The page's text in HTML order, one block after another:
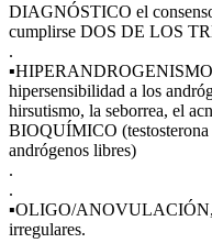
DIAGNÓSTICO el
cumplirse DOS DE LOS
.
hipersensibilidad a los
hirsutismo, la seborrea, el
BIOQUÍMICO
andrógenos libres)
.
.
▪OLIGO/ANOVULACIÓN,
irregulares.